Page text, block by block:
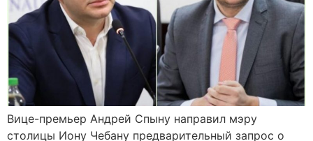
Вице-премьер Андрей Спыну направил мэру
столицы Иону Чебану предварительный запрос о